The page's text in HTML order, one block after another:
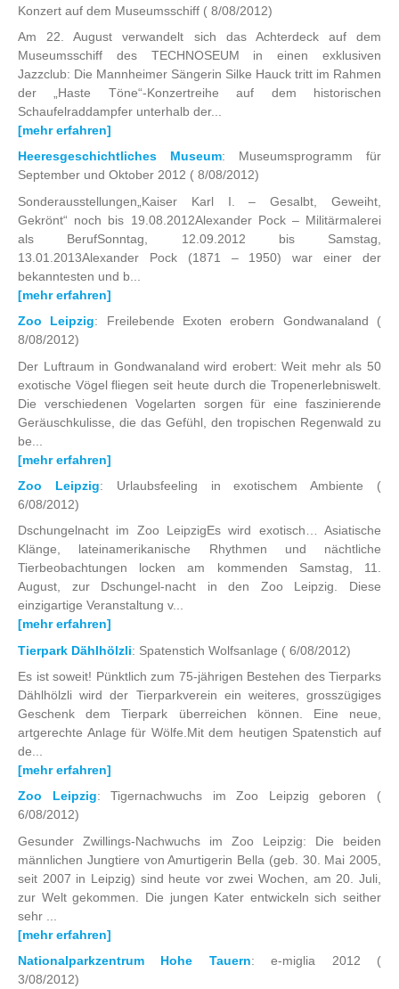
Konzert auf dem Museumsschiff ( 8/08/2012)
Am 22. August verwandelt sich das Achterdeck auf dem
Museumsschiff des TECHNOSEUM in einen exklusiven
Jazzclub: Die Mannheimer Sängerin Silke Hauck tritt im Rahmen
der „Haste Töne“-Konzertreihe auf dem historischen
Schaufelraddampfer unterhalb der...
[mehr erfahren]
Heeresgeschichtliches Museum: Museumsprogramm für
September und Oktober 2012 ( 8/08/2012)
Sonderausstellungen„Kaiser Karl I. – Gesalbt, Geweiht,
Gekrönt“ noch bis 19.08.2012Alexander Pock – Militärmalerei
als BerufSonntag, 12.09.2012 bis Samstag,
13.01.2013Alexander Pock (1871 – 1950) war einer der
bekanntesten und b...
[mehr erfahren]
Zoo Leipzig: Freilebende Exoten erobern Gondwanaland (
8/08/2012)
Der Luftraum in Gondwanaland wird erobert: Weit mehr als 50
exotische Vögel fliegen seit heute durch die Tropenerlebniswelt.
Die verschiedenen Vogelarten sorgen für eine faszinierende
Geräuschkulisse, die das Gefühl, den tropischen Regenwald zu
be...
[mehr erfahren]
Zoo Leipzig: Urlaubsfeeling in exotischem Ambiente (
6/08/2012)
Dschungelnacht im Zoo LeipzigEs wird exotisch… Asiatische
Klänge, lateinamerikanische Rhythmen und nächtliche
Tierbeobachtungen locken am kommenden Samstag, 11.
August, zur Dschungel-nacht in den Zoo Leipzig. Diese
einzigartige Veranstaltung v...
[mehr erfahren]
Tierpark Dählhölzli: Spatenstich Wolfsanlage ( 6/08/2012)
Es ist soweit! Pünktlich zum 75-jährigen Bestehen des Tierparks
Dählhölzli wird der Tierparkverein ein weiteres, grosszügiges
Geschenk dem Tierpark überreichen können. Eine neue,
artgerechte Anlage für Wölfe.Mit dem heutigen Spatenstich auf
de...
[mehr erfahren]
Zoo Leipzig: Tigernachwuchs im Zoo Leipzig geboren (
6/08/2012)
Gesunder Zwillings-Nachwuchs im Zoo Leipzig: Die beiden
männlichen Jungtiere von Amurtigerin Bella (geb. 30. Mai 2005,
seit 2007 in Leipzig) sind heute vor zwei Wochen, am 20. Juli,
zur Welt gekommen. Die jungen Kater entwickeln sich seither
sehr ...
[mehr erfahren]
Nationalparkzentrum Hohe Tauern: e-miglia 2012 (
3/08/2012)